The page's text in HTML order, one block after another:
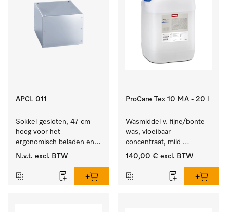
APCL 011
Sokkel gesloten, 47 cm
hoog voor het
ergonomisch beladen en
legen van de wasmachine
N.v.t. excl. BTW
ProCare Tex 10 MA - 20 l
Wasmiddel v. fijne/bonte
was, vloeibaar
concentraat, mild
alkalisch, 20 l voor het
en gevoelig textiel.
140,00 € excl. BTW